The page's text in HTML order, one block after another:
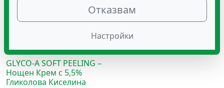
GLYCO-A SOFT PEELING –
Нощен Крем с 5,5%
Гликолова Киселина
Отказвам
Настройки